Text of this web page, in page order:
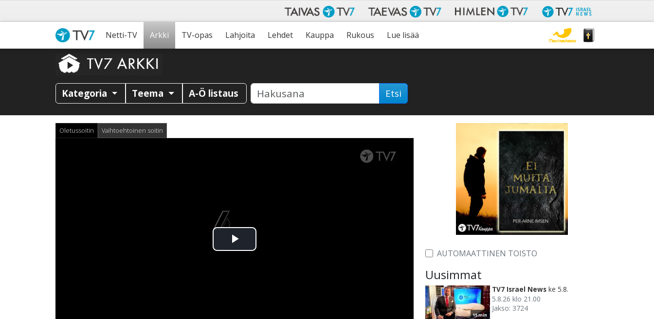
Netti-TV Arkki TV-opas Lahjoita Lehdet Kauppa Rukous Lue lisää
Kategoria Teema A-Ö listaus Etsi
Oletussoitin Vaihtoehtoinen soitin
Toista
AUTOMAATTINEN TOISTO
Uusimmat
15 min
TV7 Israel News ke 5.8.
5.8.26 klo 21.00
Jakso: 3724